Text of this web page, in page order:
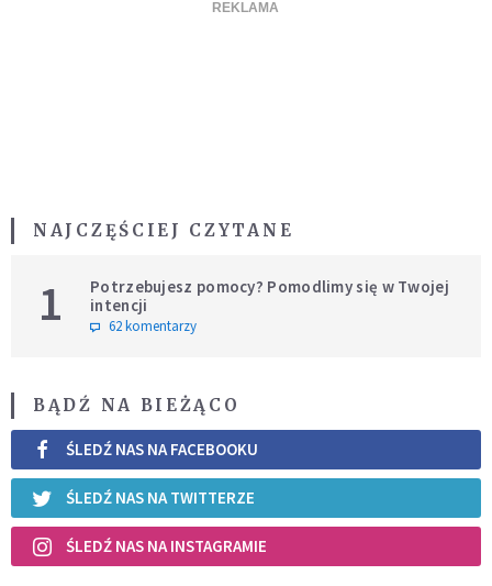
NAJCZĘŚCIEJ CZYTANE
1
Potrzebujesz pomocy? Pomodlimy się w Twojej
intencji
62 komentarzy
BĄDŹ NA BIEŻĄCO
ŚLEDŹ NAS NA FACEBOOKU
ŚLEDŹ NAS NA TWITTERZE
ŚLEDŹ NAS NA INSTAGRAMIE